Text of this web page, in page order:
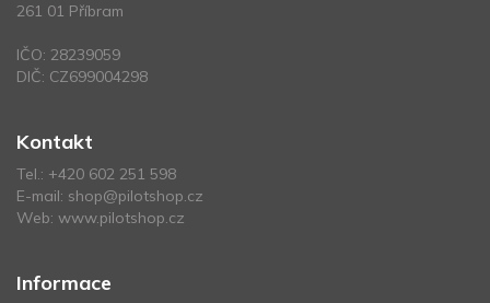
261 01 Příbram
IČO: 28239059
DIČ: CZ699004298
Kontakt
Tel.: +420 602 251 598
E-mail: shop@pilotshop.cz
Web: www.pilotshop.cz
Informace